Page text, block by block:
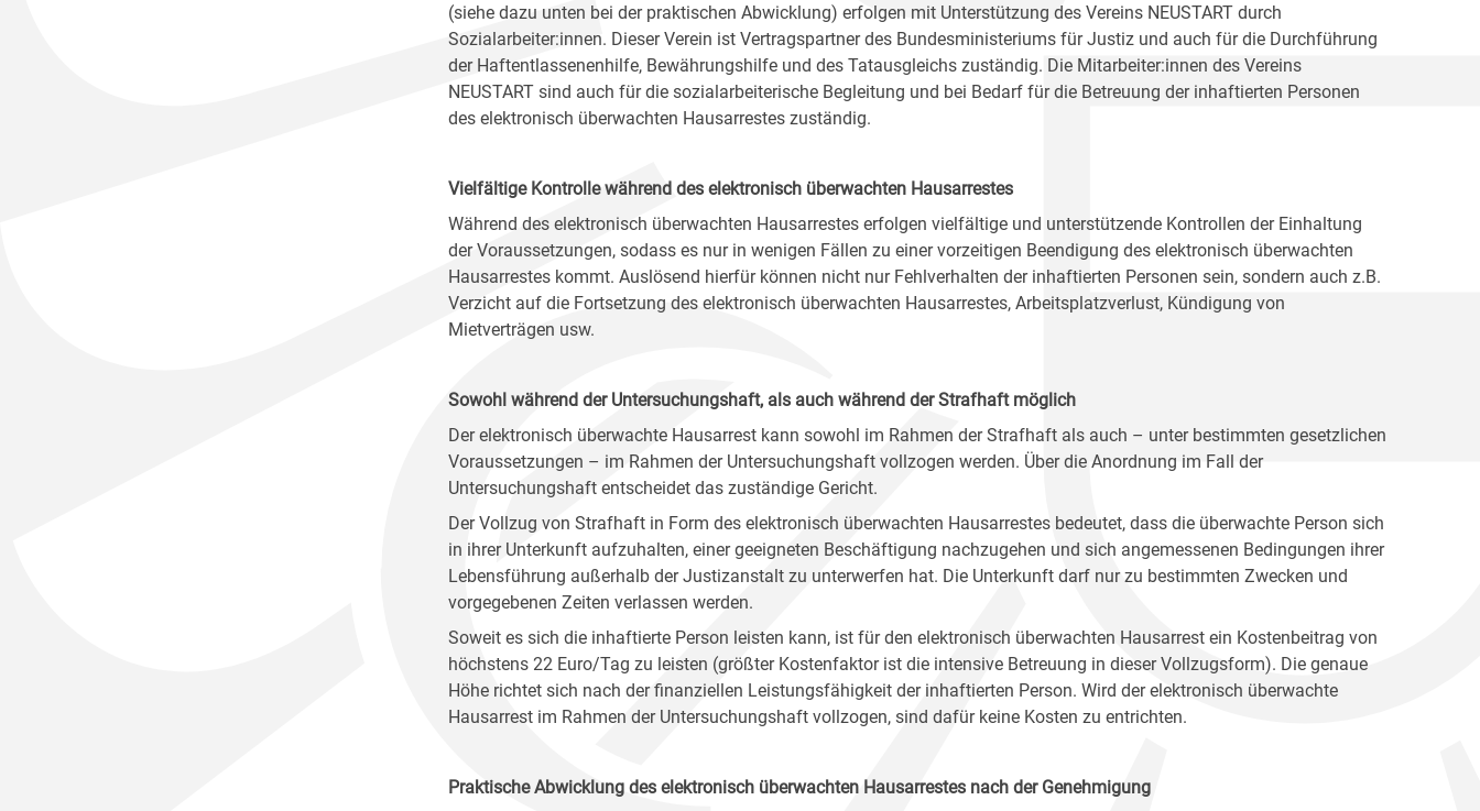
(siehe dazu unten bei der praktischen Abwicklung) erfolgen mit Unterstützung des Vereins NEUSTART durch
Sozialarbeiter:innen. Dieser Verein ist Vertragspartner des Bundesministeriums für Justiz und auch für die Durchführung
der Haftentlassenenhilfe, Bewährungshilfe und des Tatausgleichs zuständig. Die Mitarbeiter:innen des Vereins
NEUSTART sind auch für die sozialarbeiterische Begleitung und bei Bedarf für die Betreuung der inhaftierten Personen
des elektronisch überwachten Hausarrestes zuständig.
Vielfältige Kontrolle während des elektronisch überwachten Hausarrestes
Während des elektronisch überwachten Hausarrestes erfolgen vielfältige und unterstützende Kontrollen der Einhaltung
der Voraussetzungen, sodass es nur in wenigen Fällen zu einer vorzeitigen Beendigung des elektronisch überwachten
Hausarrestes kommt. Auslösend hierfür können nicht nur Fehlverhalten der inhaftierten Personen sein, sondern auch z.B.
Verzicht auf die Fortsetzung des elektronisch überwachten Hausarrestes, Arbeitsplatzverlust, Kündigung von
Mietverträgen usw.
Sowohl während der Untersuchungshaft, als auch während der Strafhaft möglich
Der elektronisch überwachte Hausarrest kann sowohl im Rahmen der Strafhaft als auch – unter bestimmten gesetzlichen
Voraussetzungen – im Rahmen der Untersuchungshaft vollzogen werden. Über die Anordnung im Fall der
Untersuchungshaft entscheidet das zuständige Gericht.
Der Vollzug von Strafhaft in Form des elektronisch überwachten Hausarrestes bedeutet, dass die überwachte Person sich
in ihrer Unterkunft aufzuhalten, einer geeigneten Beschäftigung nachzugehen und sich angemessenen Bedingungen ihrer
Lebensführung außerhalb der Justizanstalt zu unterwerfen hat. Die Unterkunft darf nur zu bestimmten Zwecken und
vorgegebenen Zeiten verlassen werden.
Soweit es sich die inhaftierte Person leisten kann, ist für den elektronisch überwachten Hausarrest ein Kostenbeitrag von
höchstens 22 Euro/Tag zu leisten (größter Kostenfaktor ist die intensive Betreuung in dieser Vollzugsform). Die genaue
Höhe richtet sich nach der finanziellen Leistungsfähigkeit der inhaftierten Person. Wird der elektronisch überwachte
Hausarrest im Rahmen der Untersuchungshaft vollzogen, sind dafür keine Kosten zu entrichten.
Praktische Abwicklung des elektronisch überwachten Hausarrestes nach der Genehmigung